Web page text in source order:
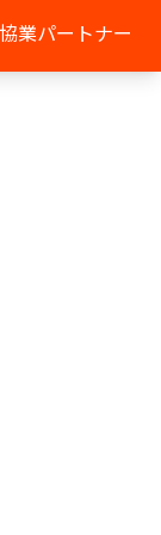
協業パートナー